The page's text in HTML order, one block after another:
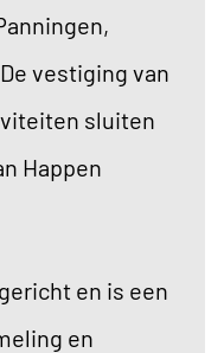
vestiging van
sluiten
Happen
en is een
en